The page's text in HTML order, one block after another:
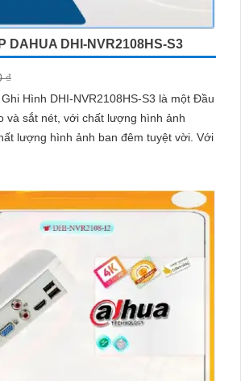
DAHUA DHI-NVR2108HS-S3
₫
Hình DHI-NVR2108HS-S3 là một Đầu
và sắt nét, với chất lượng hình ảnh
lượng hình ảnh ban đêm tuyệt vời. Với